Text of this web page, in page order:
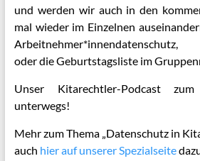
und werden wir auch in den
mal wieder im Einzelnen
Arbeitnehmer*innendatenschutz,
oder die Geburtstagsliste im
Unser Kitarechtler-Podcast
unterwegs!
Mehr zum Thema „Datenschutz in
auch hier auf unserer Spezialseite